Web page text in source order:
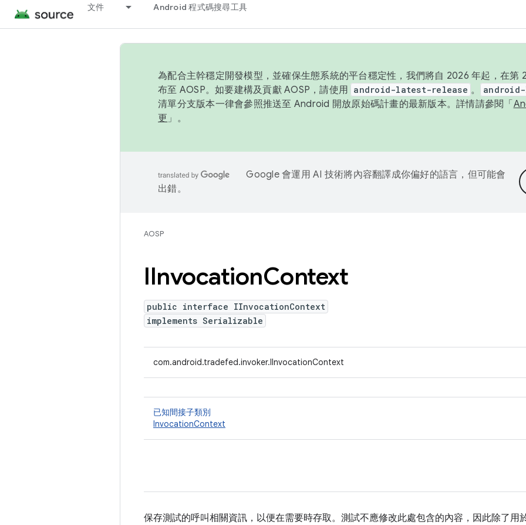
文件 Android 程式碼搜尋工具
為配合主幹穩定開發模型，並確保生態系統的平台穩定性，我們將自 2026 年起，在第
布至 AOSP。如要建構及貢獻 AOSP，請使用 android-latest-release 。
清單分支版本一律會參照推送至 Android 開放原始碼計畫的最新版本。詳情請參閱「
更 」。
Google 會運用 AI 技術將內容翻譯成你偏好的語言，但可能會
出錯。
AOSP
IInvocationContext
public interface IInvocationContext
implements Serializable
com.android.tradefed.invoker.IInvocationContext
已知間接子類別
InvocationContext
保存測試的呼叫相關資訊，以便在需要時存取。測試不應修改此處包含的內容，因此除了用